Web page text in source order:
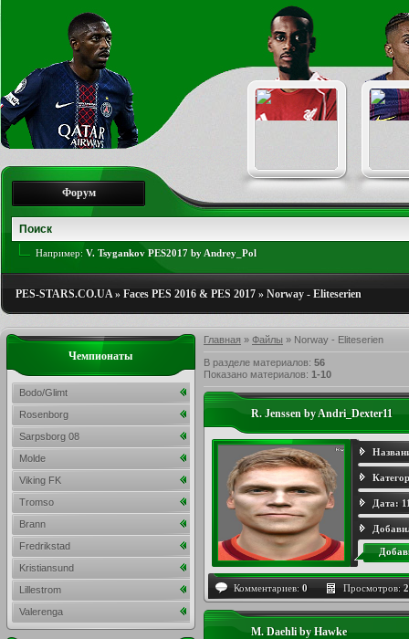
Форум
Например: V. Tsygankov PES2017 by Andrey_Pol
PES-STARS.CO.UA» Faces PES 2016 & PES 2017 » Norway - Eliteserien
Главная » Файлы » Norway - Eliteserien
В разделе материалов: 56
Показано материалов: 1-10
R. Jenssen by Andri_Dexter11
Дата:
Комментариев: 0 Просмотров:
M. Daehli by Hawke
Чемпионаты
Bodo/Glimt
Rosenborg
Sarpsborg 08
Molde
Viking FK
Tromso
Brann
Fredrikstad
Kristiansund
Lillestrom
Valerenga